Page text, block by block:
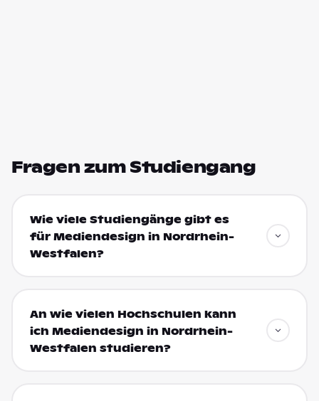
Fragen zum Studiengang
Wie viele Studiengänge gibt es
für Mediendesign in Nordrhein-
Westfalen?
An wie vielen Hochschulen kann
ich Mediendesign in Nordrhein-
Westfalen studieren?